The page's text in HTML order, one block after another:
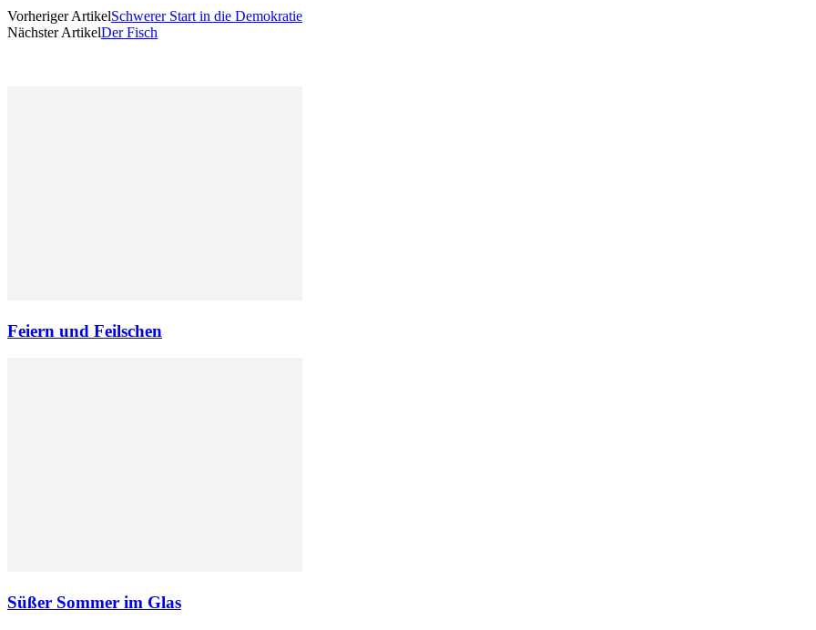
Vorheriger ArtikelSchwerer Start in die Demokratie
Nächster ArtikelDer Fisch
Feiern und Feilschen
Süßer Sommer im Glas